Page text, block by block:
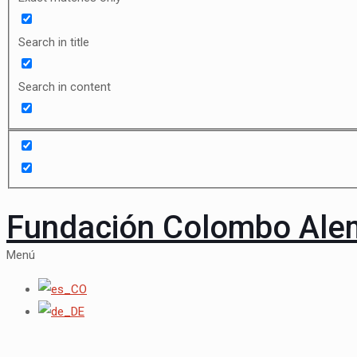
Search in title
Search in content
Fundación Colombo
Menú